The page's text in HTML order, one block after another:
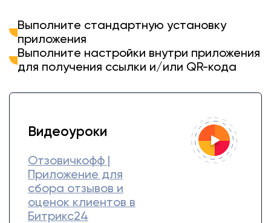
Выполните стандартную установку
приложения
Выполните настройки внутри приложения
для получения ссылки и/или QR-кода
Видеоуроки
Отзовичкофф |
Приложение для
сбора отзывов и
оценок клиентов в
Битрикс24